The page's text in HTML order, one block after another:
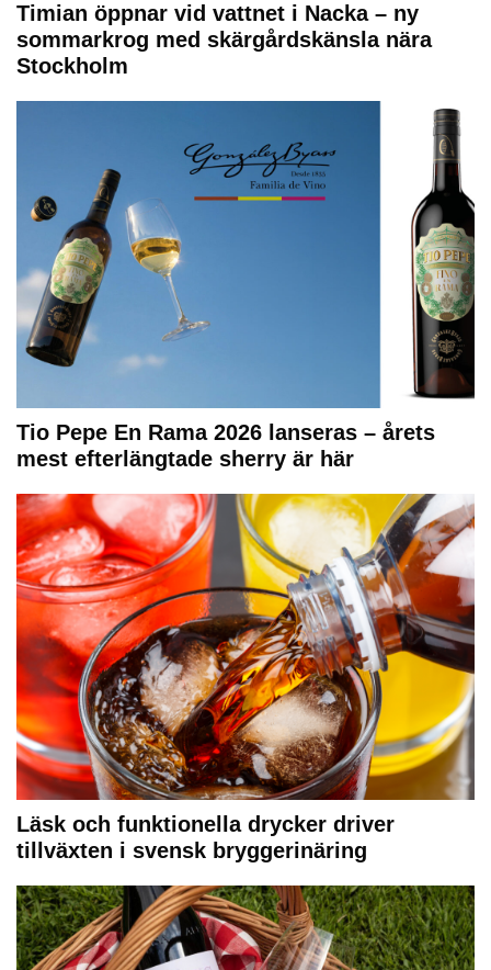
Timian öppnar vid vattnet i Nacka – ny
sommarkrog med skärgårdskänsla nära
Stockholm
Tio Pepe En Rama 2026 lanseras – årets
mest efterlängtade sherry är här
Läsk och funktionella drycker driver
tillväxten i svensk bryggerinäring